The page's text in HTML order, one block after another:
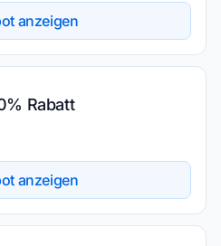
anzeigen
Rabatt
anzeigen